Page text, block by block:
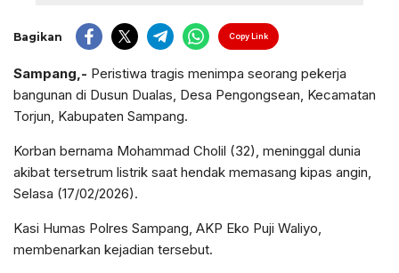
Bagikan Copy Link
Sampang,- Peristiwa tragis menimpa seorang pekerja
bangunan di Dusun Dualas, Desa Pengongsean, Kecamatan
Torjun, Kabupaten Sampang.
Korban bernama Mohammad Cholil (32), meninggal dunia
akibat tersetrum listrik saat hendak memasang kipas angin,
Selasa (17/02/2026).
Kasi Humas Polres Sampang, AKP Eko Puji Waliyo,
membenarkan kejadian tersebut.